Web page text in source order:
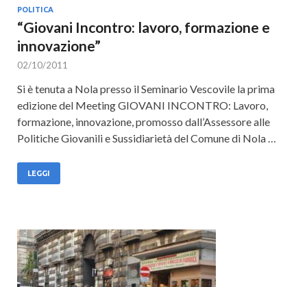
POLITICA
“Giovani Incontro: lavoro, formazione e
innovazione”
02/10/2011
Si è tenuta a Nola presso il Seminario Vescovile la prima
edizione del Meeting GIOVANI INCONTRO: Lavoro,
formazione, innovazione, promosso dall’Assessore alle
Politiche Giovanili e Sussidiarietà del Comune di Nola …
LEGGI